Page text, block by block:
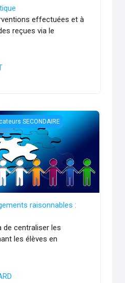
effectuées et à
reçues via le
raisonnables : élèves
SECONDAIRE
raisonnables :
de centraliser les
les élèves en